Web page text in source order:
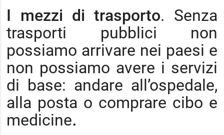
I mezzi di trasporto. Senza
trasporti pubblici non
possiamo arrivare nei paesi e
non possiamo avere i servizi
di base: andare all’ospedale,
alla posta o comprare cibo e
medicine.